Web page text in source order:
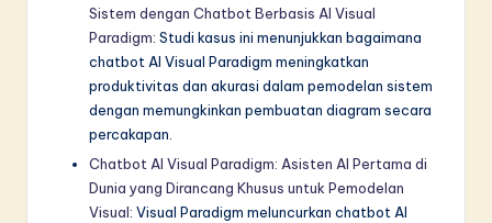
Sistem dengan Chatbot Berbasis AI Visual
Paradigm: Studi kasus ini menunjukkan bagaimana
chatbot AI Visual Paradigm meningkatkan
produktivitas dan akurasi dalam pemodelan sistem
dengan memungkinkan pembuatan diagram secara
percakapan.
Chatbot AI Visual Paradigm: Asisten AI Pertama di
Dunia yang Dirancang Khusus untuk Pemodelan
Visual: Visual Paradigm meluncurkan chatbot AI